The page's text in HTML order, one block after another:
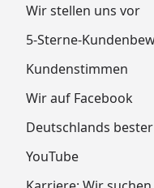
Wir stellen uns vor
5-Sterne-
Kundenstimmen
Wir auf Facebook
Deutschlands
YouTube